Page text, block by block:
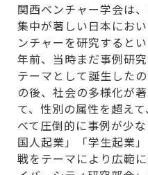
関西ベンチャー学会は
集中が著しい日本にお
ンチャーを研究すると
年前、当時まだ事例研
テーマとして誕生した
の後、社会の多様化が
て、性別の属性を超え
べて圧倒的に事例が少
国人起業」「学生起業
戦をテーマにより広範